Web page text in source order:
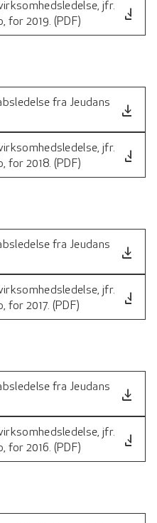
jfr.
for 2019. (PDF)
file_download
fra Jeudans
file_download
jfr.
for 2018. (PDF)
file_download
fra Jeudans
file_download
jfr.
for 2017. (PDF)
file_download
fra Jeudans
file_download
jfr.
for 2016. (PDF)
file_download